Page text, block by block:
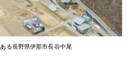
る長野県伊那市長谷中尾